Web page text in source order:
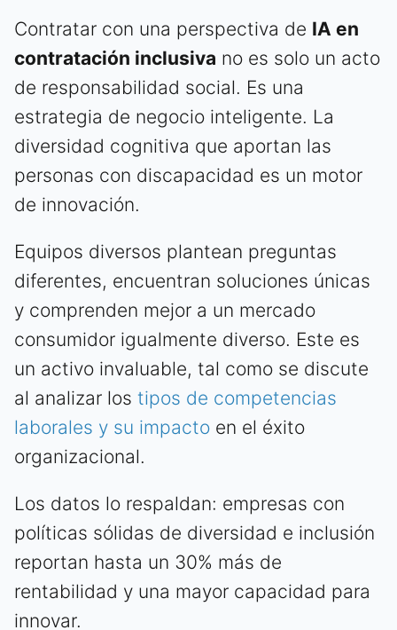
Contratar con una perspectiva de IA en
contratación inclusiva no es solo un acto
de responsabilidad social. Es una
estrategia de negocio inteligente. La
diversidad cognitiva que aportan las
personas con discapacidad es un motor
de innovación.
Equipos diversos plantean preguntas
diferentes, encuentran soluciones únicas
y comprenden mejor a un mercado
consumidor igualmente diverso. Este es
un activo invaluable, tal como se discute
al analizar los tipos de competencias
laborales y su impacto en el éxito
organizacional.
Los datos lo respaldan: empresas con
políticas sólidas de diversidad e inclusión
reportan hasta un 30% más de
rentabilidad y una mayor capacidad para
innovar.